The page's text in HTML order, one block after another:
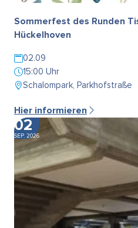
Sommerfest des Runden
Hückelhoven
02.09
15:00 Uhr
Schalompark, Parkhofstraße
Hier informieren
02
SEP. 2026